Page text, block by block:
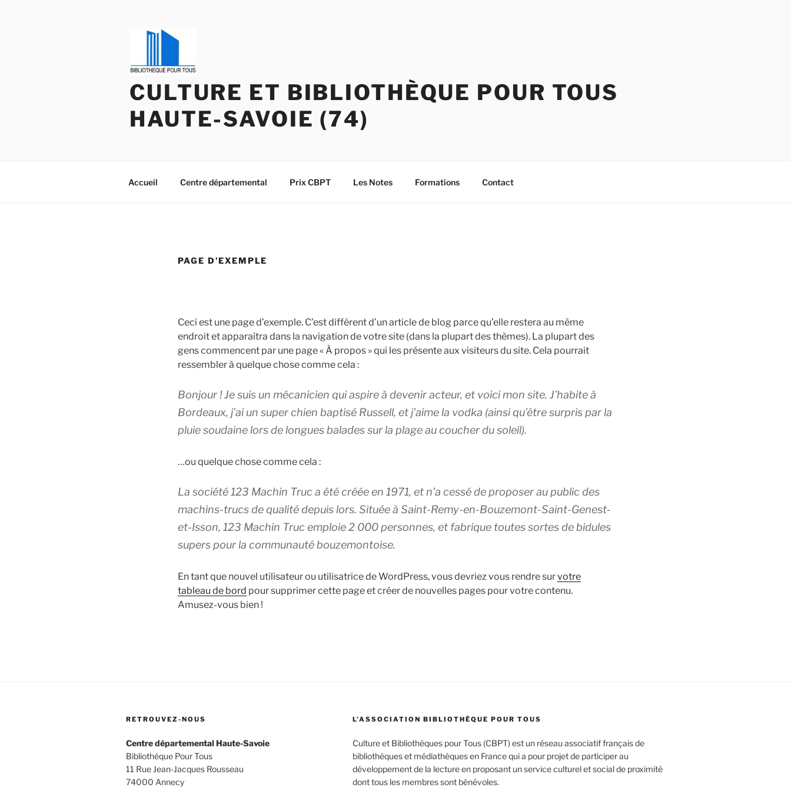
CULTURE ET BIBLIOTHÈQUE POUR TOUS
HAUTE-SAVOIE (74)
Accueil Centre départemental Prix CBPT Les Notes Formations Contact
PAGE D’EXEMPLE
Ceci est une page d’exemple. C’est différent d’un article de blog parce qu’elle restera au même
endroit et apparaîtra dans la navigation de votre site (dans la plupart des thèmes). La plupart des
gens commencent par une page « À propos » qui les présente aux visiteurs du site. Cela pourrait
ressembler à quelque chose comme cela :
Bonjour ! Je suis un mécanicien qui aspire à devenir acteur, et voici mon site. J’habite à
Bordeaux, j’ai un super chien baptisé Russell, et j’aime la vodka (ainsi qu’être surpris par la
pluie soudaine lors de longues balades sur la plage au coucher du soleil).
…ou quelque chose comme cela :
La société 123 Machin Truc a été créée en 1971, et n’a cessé de proposer au public des
machins-trucs de qualité depuis lors. Située à Saint-Remy-en-Bouzemont-Saint-Genest-
et-Isson, 123 Machin Truc emploie 2 000 personnes, et fabrique toutes sortes de bidules
supers pour la communauté bouzemontoise.
En tant que nouvel utilisateur ou utilisatrice de WordPress, vous devriez vous rendre survotre
tableau de bord pour supprimer cette page et créer de nouvelles pages pour votre contenu.
Amusez-vous bien !
RETROUVEZ-NOUS
Centre départemental Haute-Savoie
Bibliothèque Pour Tous
11 Rue Jean-Jacques Rousseau
74000 Annecy
L’ASSOCIATION BIBLIOTHÈQUE POUR TOUS
Culture et Bibliothèques pour Tous (CBPT) est un réseau associatif français de
bibliothèques et médiathèques en France qui a pour projet de participer au
développement de la lecture en proposant un service culturel et social de proximité
dont tous les membres sont bénévoles.